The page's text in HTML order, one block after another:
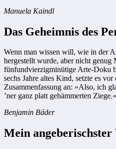
Manuela Kaindl
Das Geheimnis des
Wenn man wissen will, wie in der
hergestellt wurde, aber nicht genug
fünfundvierzigminütige Arte-Doku
sechs Jahre altes Kind, setzte es
Zusammenfassung an: »Also, ich
’ner ganz platt gehämmerten Ziege.«
Benjamin Bäder
Mein angeberischster